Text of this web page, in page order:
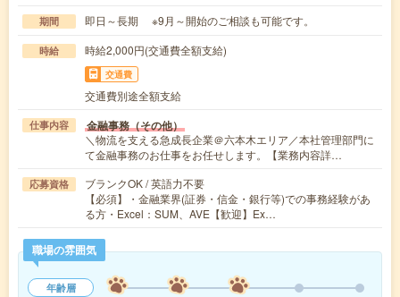
期間 即日～長期 ※9月～開始のご相談も可能です。
時給 時給2,000円(交通費全額支給)
交通費
交通費別途全額支給
仕事内容 金融事務（その他）
＼物流を支える急成長企業＠六本木エリア／本社管理部門に
て金融事務のお仕事をお任せします。【業務内容詳…
応募資格
ブランクOK / 英語力不要
【必須】・金融業界(証券・信金・銀行等)での事務経験があ
る方・Excel：SUM、AVE【歓迎】Ex…
職場の雰囲気
年齢層